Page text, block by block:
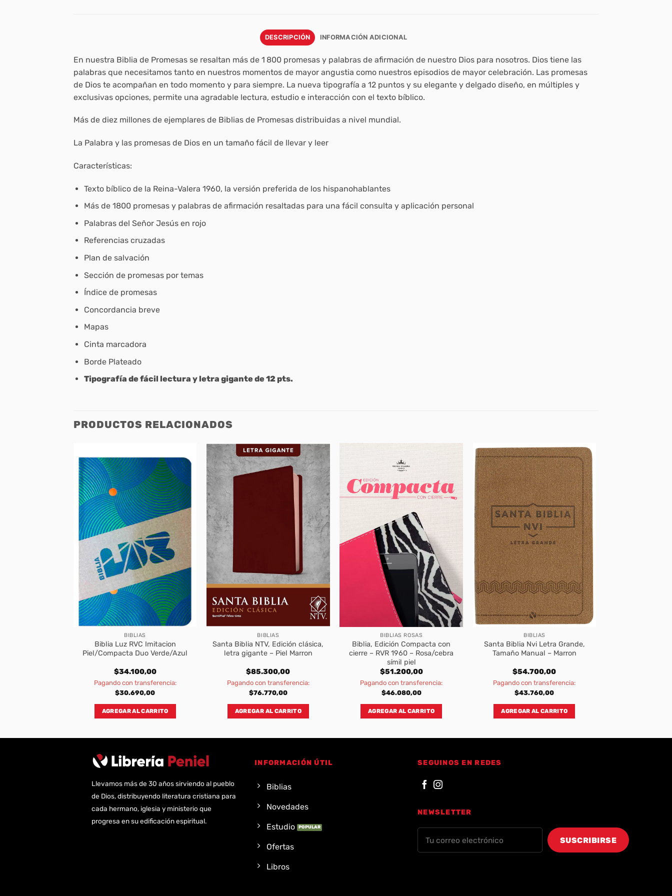
DESCRIPCIÓN INFORMACIÓN ADICIONAL
En nuestra Biblia de Promesas se resaltan más de 1 800 promesas y palabras de afirmación de nuestro Dios para nosotros. Dios tiene las
palabras que necesitamos tanto en nuestros momentos de mayor angustia como nuestros episodios de mayor celebración. Las promesas
de Dios te acompañan en todo momento y para siempre. La nueva tipografía a 12 puntos y su elegante y delgado diseño, en múltiples y
exclusivas opciones, permite una agradable lectura, estudio e interacción con el texto bíblico.
Más de diez millones de ejemplares de Biblias de Promesas distribuidas a nivel mundial.
La Palabra y las promesas de Dios en un tamaño fácil de llevar y leer
Características:
Texto bíblico de la Reina-Valera 1960, la versión preferida de los hispanohablantes
Más de 1800 promesas y palabras de afirmación resaltadas para una fácil consulta y aplicación personal
Palabras del Señor Jesús en rojo
Referencias cruzadas
Plan de salvación
Sección de promesas por temas
Índice de promesas
Concordancia breve
Mapas
Cinta marcadora
Borde Plateado
Tipografía de fácil lectura y letra gigante de 12 pts.
PRODUCTOS RELACIONADOS
BIBLIAS
Biblia Luz RVC Imitacion
Piel/Compacta Duo Verde/Azul
$34.100,00
Pagando con transferencia:
$30.690,00
AGREGAR AL CARRITO
BIBLIAS
Santa Biblia NTV, Edición clásica,
letra gigante – Piel Marron
$85.300,00
Pagando con transferencia:
$76.770,00
AGREGAR AL CARRITO
BIBLIAS ROSAS
Biblia, Edición Compacta con
cierre – RVR 1960 – Rosa/cebra
símil piel
$51.200,00
Pagando con transferencia:
$46.080,00
AGREGAR AL CARRITO
BIBLIAS
Santa Biblia Nvi Letra Grande,
Tamaño Manual – Marron
$54.700,00
Pagando con transferencia:
$43.760,00
AGREGAR AL CARRITO
Llevamos más de 30 años sirviendo al pueblo
de Dios, distribuyendo literatura cristiana para
cada hermano, iglesia y ministerio que
progresa en su edificación espiritual.
INFORMACIÓN ÚTIL
Biblias
Novedades
Estudio
Ofertas
Libros
SEGUINOS EN REDES
NEWSLETTER